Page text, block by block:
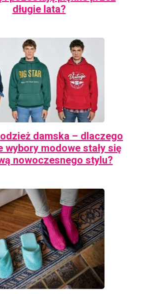
długie lata?
damska – dlaczego
wybory modowe stały się
nowoczesnego stylu?